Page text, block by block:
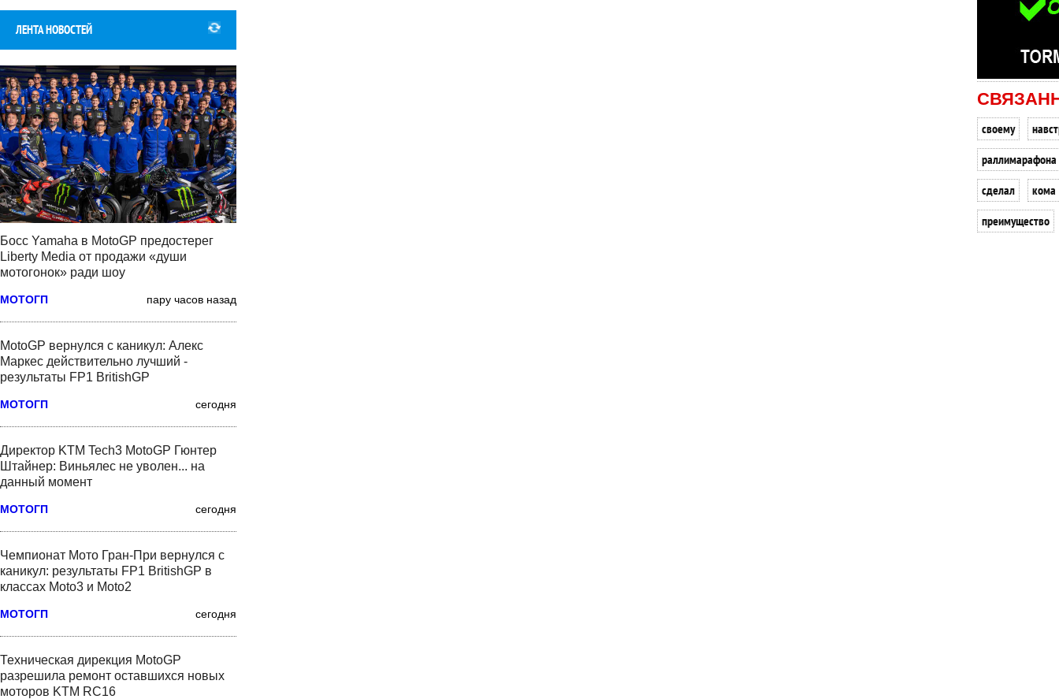
ЛЕНТА НОВОСТЕЙ
Босс Yamaha в MotoGP предостерег
Liberty Media от продажи «души
мотогонок» ради шоу
МОТОГП пару часов назад
MotoGP вернулся с каникул: Алекс
Маркес действительно лучший -
результаты FP1 BritishGP
МОТОГП сегодня
Директор KTM Tech3 MotoGP Гюнтер
Штайнер: Виньялес не уволен... на
данный момент
МОТОГП сегодня
Чемпионат Мото Гран-При вернулся с
каникул: результаты FP1 BritishGP в
классах Moto3 и Moto2
МОТОГП сегодня
Техническая дирекция MotoGP
разрешила ремонт оставшихся новых
моторов KTM RC16
своему
раллимарафона
сделал
кома
преимущество